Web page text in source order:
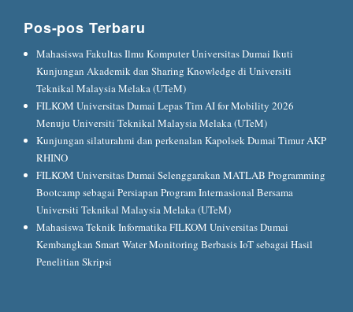
Pos-pos Terbaru
Mahasiswa Fakultas Ilmu Komputer Universitas Dumai Ikuti
Kunjungan Akademik dan Sharing Knowledge di Universiti
Teknikal Malaysia Melaka (UTeM)
FILKOM Universitas Dumai Lepas Tim AI for Mobility 2026
Menuju Universiti Teknikal Malaysia Melaka (UTeM)
Kunjungan silaturahmi dan perkenalan Kapolsek Dumai Timur AKP
RHINO
FILKOM Universitas Dumai Selenggarakan MATLAB Programming
Bootcamp sebagai Persiapan Program Internasional Bersama
Universiti Teknikal Malaysia Melaka (UTeM)
Mahasiswa Teknik Informatika FILKOM Universitas Dumai
Kembangkan Smart Water Monitoring Berbasis IoT sebagai Hasil
Penelitian Skripsi